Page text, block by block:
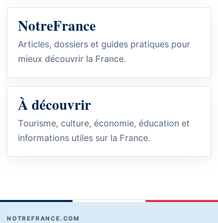
NotreFrance
Articles, dossiers et guides pratiques pour
mieux découvrir la France.
À découvrir
Tourisme, culture, économie, éducation et
informations utiles sur la France.
NOTREFRANCE.COM